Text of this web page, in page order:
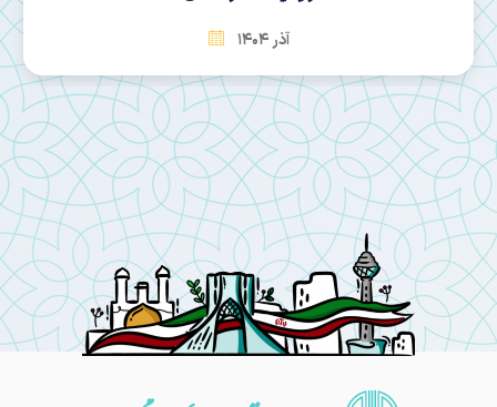
آذر 1404